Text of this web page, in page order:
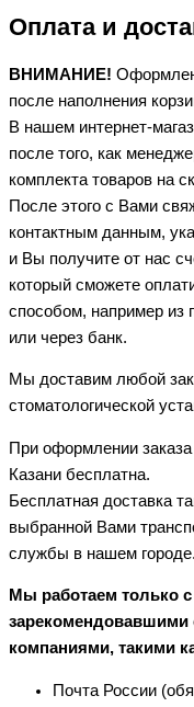
Оплата и
ВНИМАНИЕ!
после наполнения
В нашем интернет-
после того, как
комплекта товаров на
После этого с Вами
контактным данным,
и Вы получите от нас
который сможете
способом, например
или через банк.
Мы доставим любой
стоматологической
При оформлении
Казани бесплатна.
Бесплатная доставка
выбранной Вами
службы в нашем городе.
Мы работаем только
зарекомендовавшими
компаниями, такими
Почта России